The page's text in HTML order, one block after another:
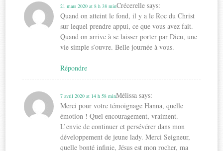
Crécerelle says:
21 mars 2020 at 8 h 38 min
Quand on atteint le fond, il y a le Roc du Christ
sur lequel prendre appui, ce que vous avez fait.
Quand on arrive à se laisser porter par Dieu, une
vie simple s’ouvre. Belle journée à vous.
Répondre
Mélissa says:
7 avril 2020 at 14 h 58 min
Merci pour votre témoignage Hanna, quelle
émotion ! Quel encouragement, vraiment.
L’envie de continuer et persévérer dans mon
développement de jeune lady. Merci Seigneur,
quelle bonté infinie, Jésus est mon rocher, ma